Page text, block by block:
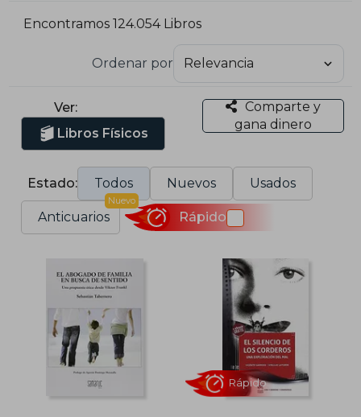
Encontramos 124.054 Libros
Ordenar por
Ver:
Libros Físicos
Comparte y
gana dinero
Estado: Todos Nuevos Usados
Anticuarios
Nuevo
Rápido